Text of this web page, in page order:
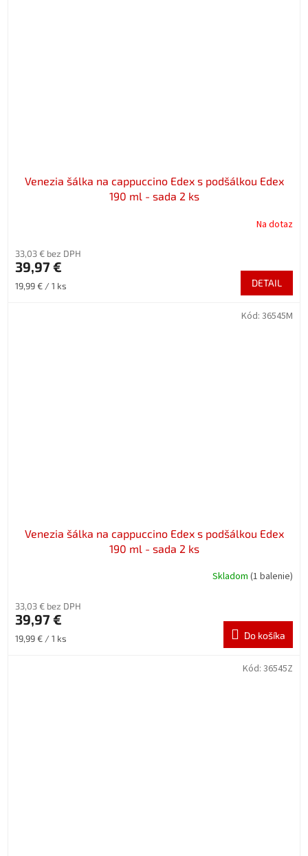
Venezia šálka na cappuccino Edex s podšálkou Edex
190 ml - sada 2 ks
Na dotaz
33,03 € bez DPH
39,97 €
Jednotková
19,99 € / 1 ks DETAIL
Venezia šálka na cappuccino Edex s podšálkou Edex
190 ml - sada 2 ks
Skladom (1 balenie)
33,03 € bez DPH
39,97 €
Jednotková
19,99 € / 1 ks Do košíka
Kód: 36545M
Kód: 36545Z